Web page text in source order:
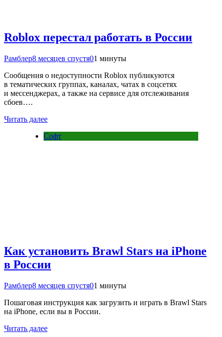
Roblox перестал работать в России
Рамблер8 месяцев спустя01 минуты
Сообщения о недоступности Roblox публикуются
в тематических группах, каналах, чатах в соцсетях
и мессенджерах, а также на сервисе для отслеживания
сбоев….
Читать далее
Софт
Как установить Brawl Stars на iPhone
в России
Рамблер8 месяцев спустя01 минуты
Пошаговая инструкция как загрузить и играть в Brawl Stars
на iPhone, если вы в России.
Читать далее